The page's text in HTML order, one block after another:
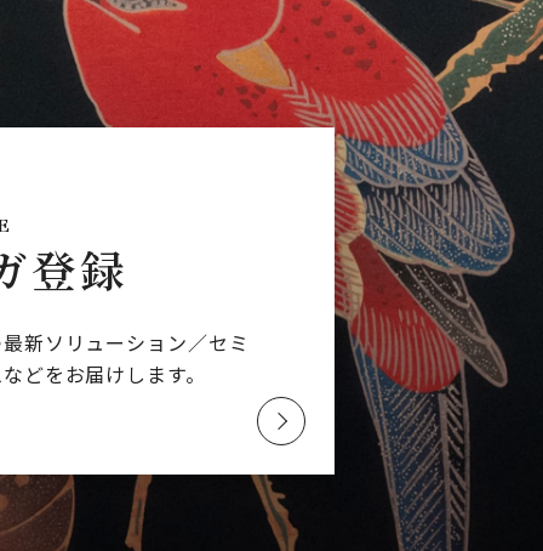
登録
新ソリューション／セミ
どをお届けします。